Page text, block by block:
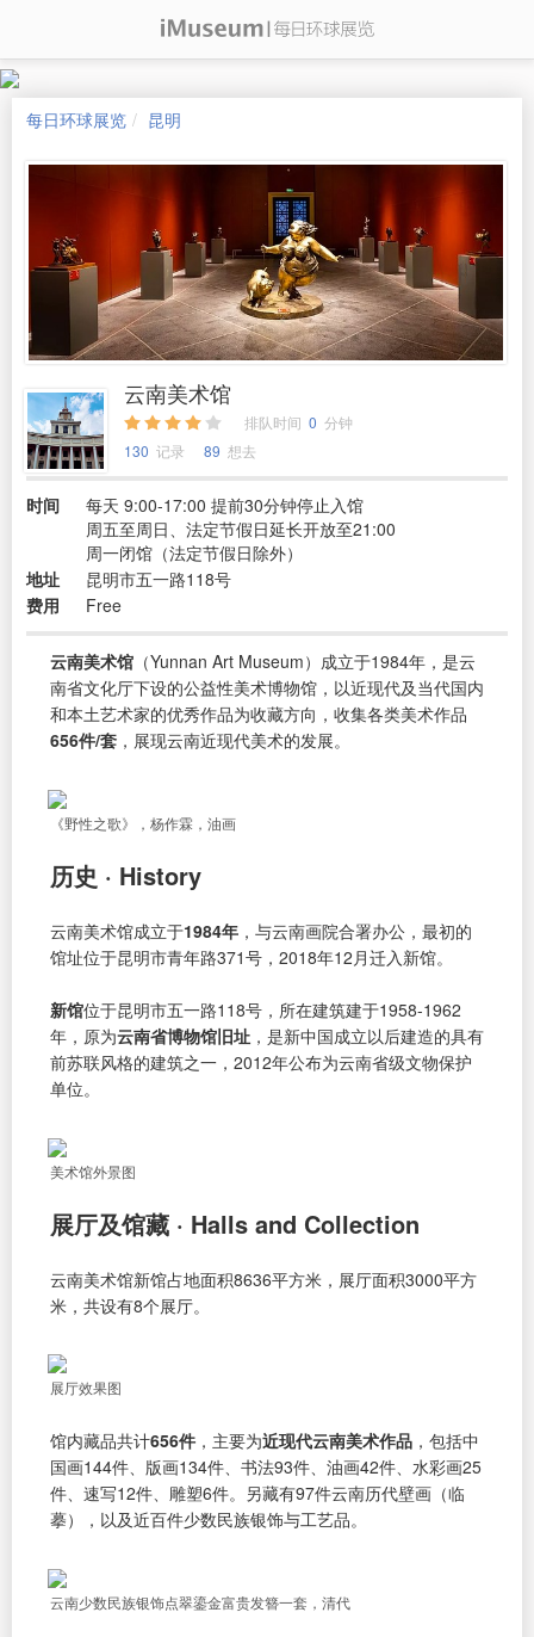
每日环球展览 昆明
云南美术馆
排队时间 0 分钟
130 记录 89 想去
时间
每天 9:00-17:00 提前30分钟停止入馆
周五至周日、法定节假日延长开放至21:00
周一闭馆（法定节假日除外）
地址
昆明市五一路118号
费用
Free
云南美术馆 （Yunnan Art Museum）成立于1984年，是云
南省文化厅下设的公益性美术博物馆，以近现代及当代国内
和本土艺术家的优秀作品为收藏方向，收集各类美术作品
656件/套 ，展现云南近现代美术的发展。
《野性之歌》，杨作霖，油画
历史 · History
云南美术馆成立于1984年 ，与云南画院合署办公，最初的
馆址位于昆明市青年路371号，2018年12月迁入新馆。
新馆位于昆明市五一路118号，所在建筑建于1958-1962
年，原为云南省博物馆旧址 ，是新中国成立以后建造的具有
前苏联风格的建筑之一，2012年公布为云南省级文物保护
单位。
美术馆外景图
展厅及馆藏 · Halls and Collection
云南美术馆新馆占地面积8636平方米，展厅面积3000平方
米，共设有8个展厅。
展厅效果图
馆内藏品共计656件 ，主要为近现代云南美术作品 ，包括中
国画144件、版画134件、书法93件、油画42件、水彩画25
件、速写12件、雕塑6件。另藏有97件云南历代壁画（临
摹），以及近百件少数民族银饰与工艺品。
云南少数民族银饰点翠鎏金富贵发簪一套，清代